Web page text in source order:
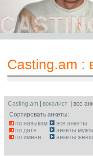
Casting.am :
Casting.am вокалист | все
Сортировать анкеты:
по навыкам
по дате
по имени
все анкеты
анкеты
анкеты